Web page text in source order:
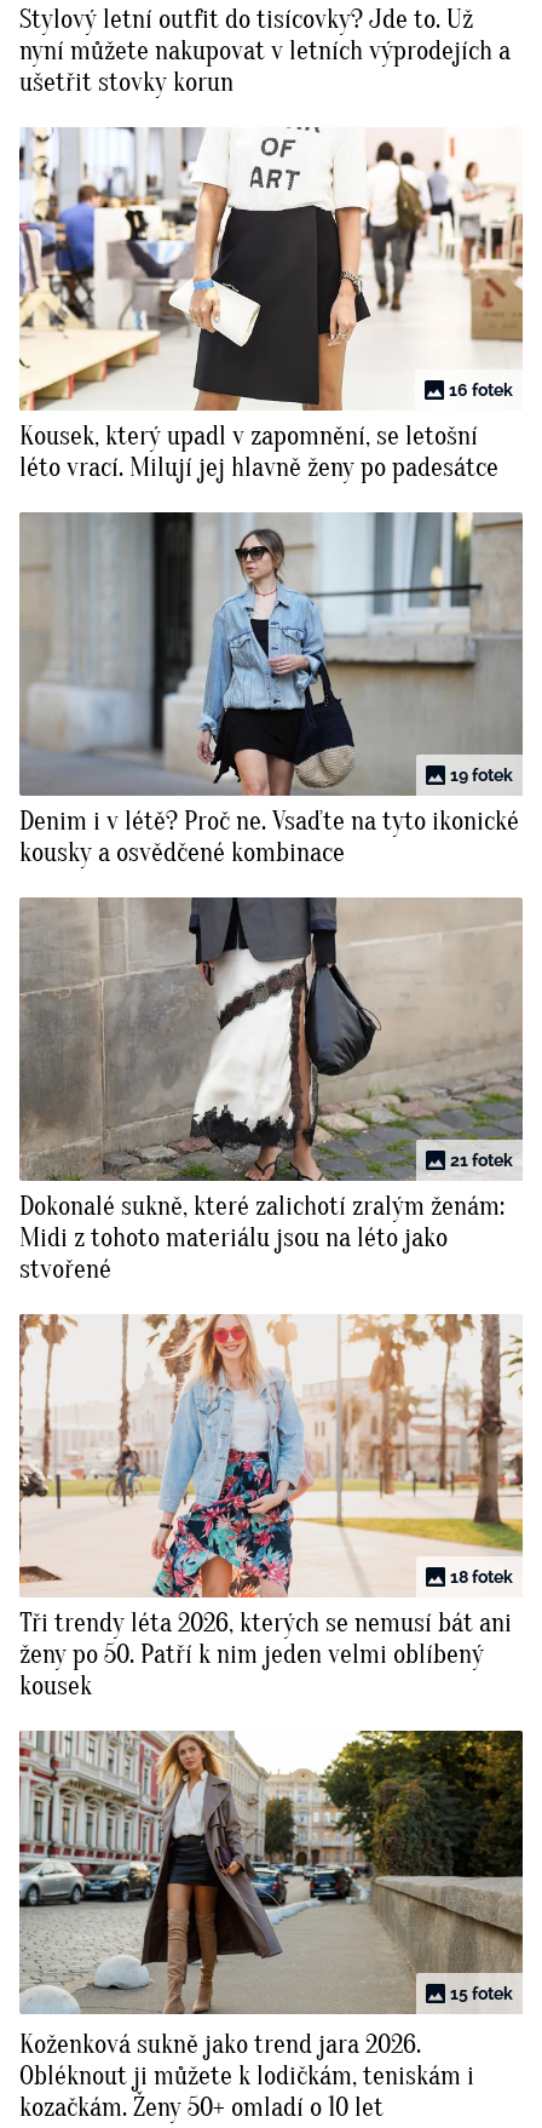
Tvoření
Rady a tipy
BurdaMedia
Extra
SVĚT ŽENY - 599 KČ
SADA PRODUKTŮ MANA (10 ks)
Stylový letní outfit do tisícovky? Jde to. Už
nyní můžete nakupovat v letních výprodejích a
ušetřit stovky korun
16 fotek
Kousek, který upadl v zapomnění, se letošní
léto vrací. Milují jej hlavně ženy po padesátce
19 fotek
Denim i v létě? Proč ne. Vsaďte na tyto ikonické
kousky a osvědčené kombinace
21 fotek
Dokonalé sukně, které zalichotí zralým ženám:
Midi z tohoto materiálu jsou na léto jako
stvořené
18 fotek
Tři trendy léta 2026, kterých se nemusí bát ani
ženy po 50. Patří k nim jeden velmi oblíbený
kousek
15 fotek
Koženková sukně jako trend jara 2026.
Obléknout ji můžete k lodičkám, teniskám i
kozačkám. Ženy 50+ omladí o 10 let